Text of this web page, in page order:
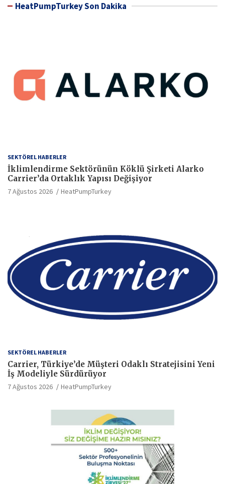
HeatPumpTurkey Son Dakika
SEKTÖREL HABERLER
İklimlendirme Sektörünün Köklü Şirketi Alarko
Carrier’da Ortaklık Yapısı Değişiyor
7 Ağustos 2026 HeatPumpTurkey
SEKTÖREL HABERLER
Carrier, Türkiye’de Müşteri Odaklı Stratejisini Yeni
İş Modeliyle Sürdürüyor
7 Ağustos 2026 HeatPumpTurkey